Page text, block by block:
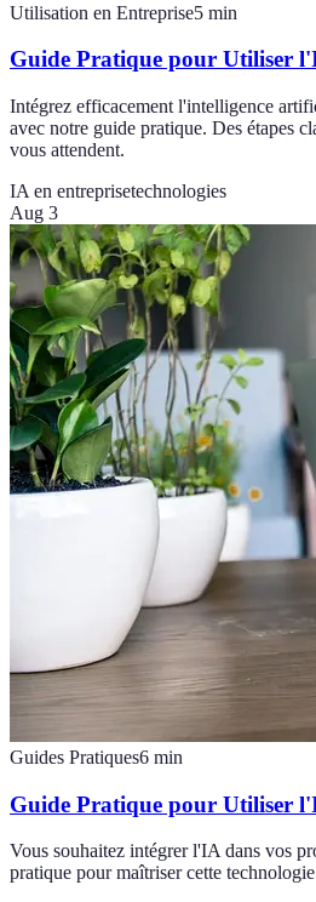
Utilisation en Entreprise5 min
Guide Pratique pour Utiliser
Intégrez efficacement l'intelligence
avec notre guide pratique. Des étapes
vous attendent.
IA en entreprisetechnologies
Aug 3
Guides Pratiques6 min
Guide Pratique pour Utiliser
Vous souhaitez intégrer l'IA dans vos
pratique pour maîtriser cette